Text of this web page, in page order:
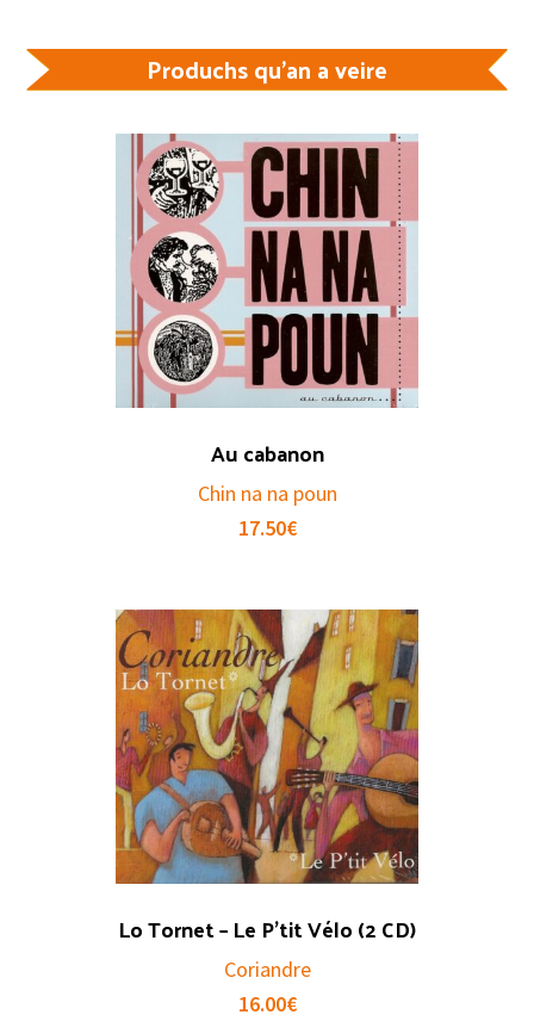
Produchs qu'an a veire
Au cabanon
Chin na na poun
17.50€
Lo Tornet – Le P’tit Vélo (2 CD)
Coriandre
16.00€